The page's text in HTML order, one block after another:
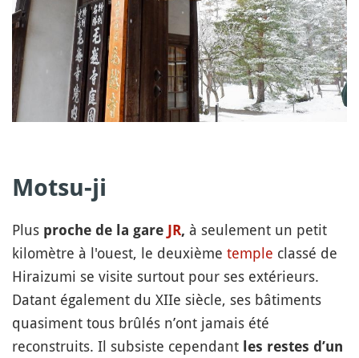
Motsu-ji
Plus proche de la gare JR, à seulement un petit
kilomètre à l'ouest, le deuxième temple classé de
Hiraizumi se visite surtout pour ses extérieurs.
Datant également du XIIe siècle, ses bâtiments
quasiment tous brûlés n’ont jamais été
reconstruits. Il subsiste cependant les restes d’un